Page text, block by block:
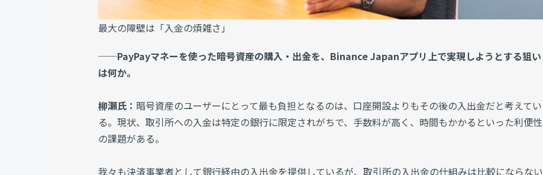
最大の障壁は「入金の煩雑さ」
──PayPayマネーを使った暗号資産の購入・出金を、Binance Japanアプリ上で実現しようとする狙い
は何か。
柳瀬氏： 暗号資産のユーザーにとって最も負担となるのは、口座開設よりもその後の入出金だと考えてい
る。現状、取引所への入金は特定の銀行に限定されがちで、手数料が高く、時間もかかるといった利便性
の課題がある。
我々も決済事業者として銀行経由の入出金を提供しているが、取引所の入出金の仕組みは比較にならない